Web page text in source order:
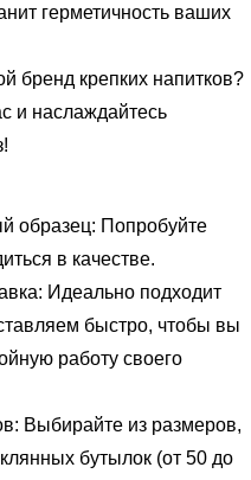
герметичность ваших
бренд крепких напитков?
и наслаждайтесь
образец: Попробуйте
в качестве.
Идеально подходит
быстро, чтобы вы
работу своего
Выбирайте из размеров,
бутылок (от 50 до